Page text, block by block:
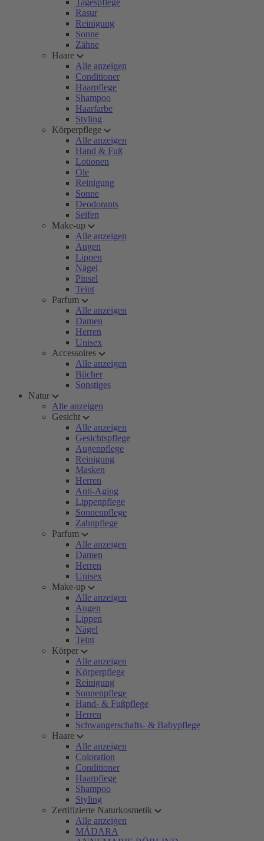
Tagespflege
Rasur
Reinigung
Sonne
Zähne
Haare
Alle anzeigen
Conditioner
Haarpflege
Shampoo
Haarfarbe
Styling
Körperpflege
Alle anzeigen
Hand & Fuß
Lotionen
Öle
Reinigung
Sonne
Deodorants
Seifen
Make-up
Alle anzeigen
Augen
Lippen
Nägel
Pinsel
Teint
Parfum
Alle anzeigen
Damen
Herren
Unisex
Accessoires
Alle anzeigen
Bücher
Sonstiges
Natur
Alle anzeigen
Gesicht
Alle anzeigen
Gesichtspflege
Augenpflege
Reinigung
Masken
Herren
Anti-Aging
Lippenpflege
Sonnenpflege
Zahnpflege
Parfum
Alle anzeigen
Damen
Herren
Unisex
Make-up
Alle anzeigen
Augen
Lippen
Nägel
Teint
Körper
Alle anzeigen
Körperpflege
Reinigung
Sonnenpflege
Hand- & Fußpflege
Herren
Schwangerschafts- & Babypflege
Haare
Alle anzeigen
Coloration
Conditioner
Haarpflege
Shampoo
Styling
Zertifizierte Naturkosmetik
Alle anzeigen
MÁDARA